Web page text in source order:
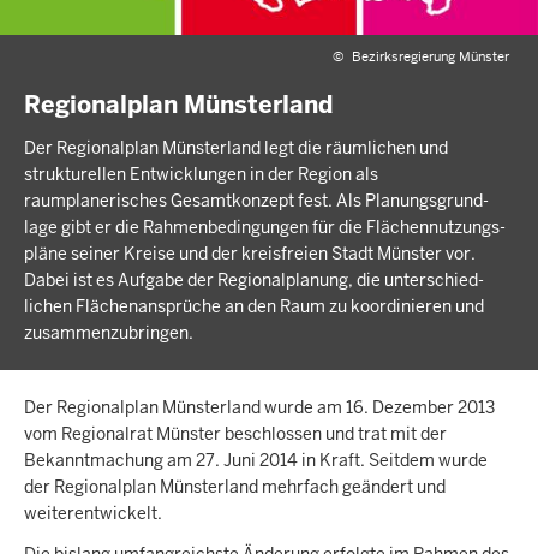
© Bezirksregierung Münster
Regionalplan Münsterland
Der Regionalplan Münsterland legt die räumlichen und
strukturellen Entwicklungen in der Region als
raumplanerisches Gesamt­konzept fest. Als Planungs­grund­
lage gibt er die Rahmen­bedin­gungen für die Flächen­nutzungs­
pläne seiner Kreise und der kreis­freien Stadt Münster vor.
Dabei ist es Aufgabe der Regional­planung, die unter­schied­
lichen Flächen­ansprüche an den Raum zu koordi­nieren und
zusammen­zubringen.
Der Regionalplan Münsterland wurde am 16. Dezember 2013
vom Regionalrat Münster beschlossen und trat mit der
Bekanntmachung am 27. Juni 2014 in Kraft. Seitdem wurde
der Regionalplan Münsterland mehrfach geändert und
weiterentwickelt.